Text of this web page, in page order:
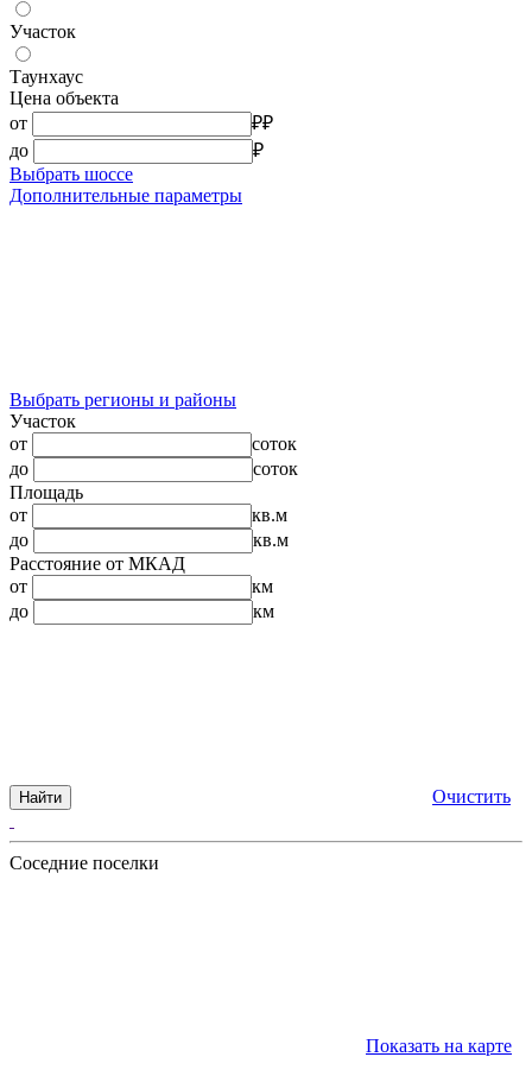
Участок
Таунхаус
Цена объекта
от
₽₽
до
₽
Выбрать шоссе
Дополнительные параметры
Выбрать регионы и районы
Участок
от
соток
до
соток
Площадь
от
кв.м
до
кв.м
Расстояние от МКАД
от
км
до
км
Найти Очистить
Соседние поселки
Показать на карте